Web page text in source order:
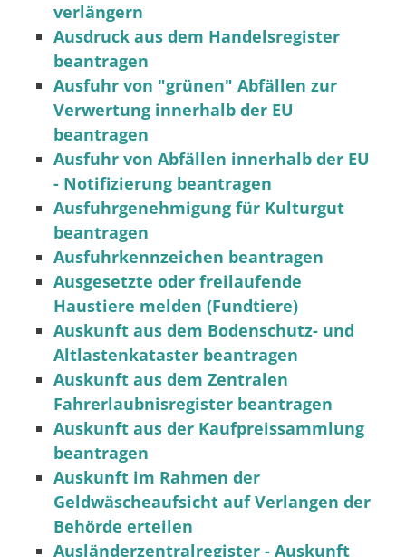
verlängern
Ausdruck aus dem Handelsregister
beantragen
Ausfuhr von "grünen" Abfällen zur
Verwertung innerhalb der EU
beantragen
Ausfuhr von Abfällen innerhalb der EU
- Notifizierung beantragen
Ausfuhrgenehmigung für Kulturgut
beantragen
Ausfuhrkennzeichen beantragen
Ausgesetzte oder freilaufende
Haustiere melden (Fundtiere)
Auskunft aus dem Bodenschutz- und
Altlastenkataster beantragen
Auskunft aus dem Zentralen
Fahrerlaubnisregister beantragen
Auskunft aus der Kaufpreissammlung
beantragen
Auskunft im Rahmen der
Geldwäscheaufsicht auf Verlangen der
Behörde erteilen
Ausländerzentralregister - Auskunft